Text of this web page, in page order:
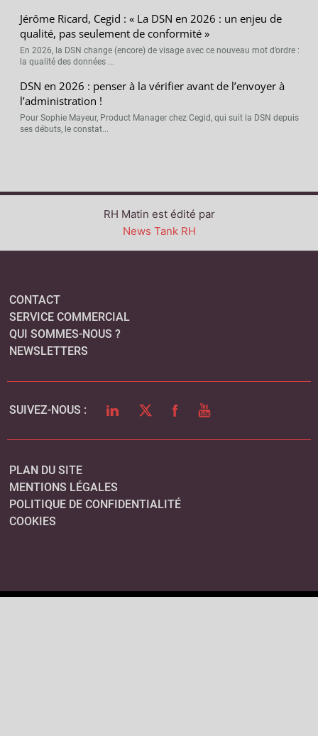
Jérôme Ricard, Cegid : « La DSN en 2026 : un enjeu de
qualité, pas seulement de conformité »
En 2026, la DSN change (encore) de visage avec ce nouveau mot d’ordre :
la qualité des données ...
DSN en 2026 : penser à la vérifier avant de l’envoyer à
l’administration !
Pour Sophie Mayeur, Product Manager chez Cegid, qui suit la DSN depuis
ses débuts, le constat...
RH Matin est édité par
News Tank RH
CONTACT
SERVICE COMMERCIAL
QUI SOMMES-NOUS ?
NEWSLETTERS
SUIVEZ-NOUS : LINKEDINTWITTERFACEBOOK
YOUTUBE
PLAN DU SITE
MENTIONS LÉGALES
POLITIQUE DE CONFIDENTIALITÉ
COOKIES